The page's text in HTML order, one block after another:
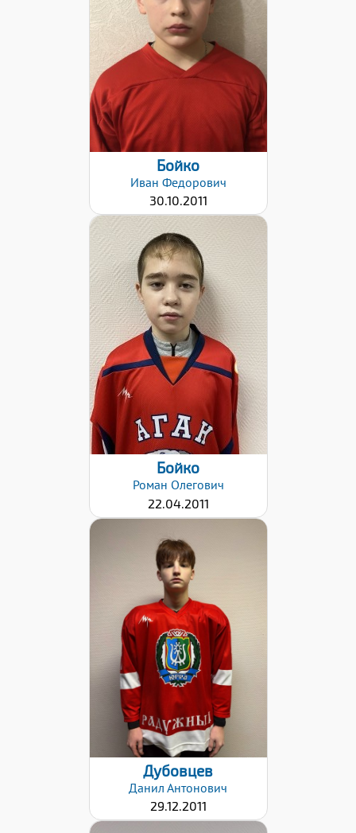
Дата заявки:
18.04.2022
Бойко
Иван Федорович
30.10.2011
Дата заявки:
18.04.2022
Бойко
Роман Олегович
22.04.2011
Хват клюшки:
Левый
Дата заявки:
18.04.2022
Дубовцев
Данил Антонович
29.12.2011